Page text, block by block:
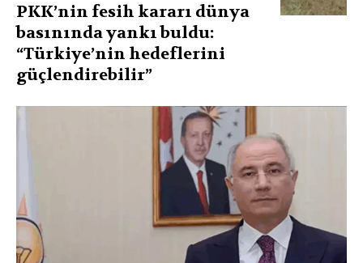
PKK’nin fesih kararı dünya
basınında yankı buldu:
“Türkiye’nin hedeflerini
güçlendirebilir”